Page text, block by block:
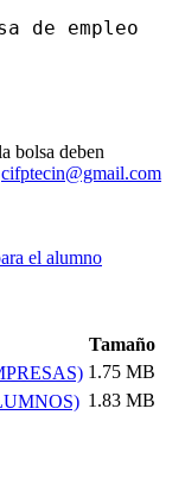
de empleo
bolsa deben
cifptecin@gmail.com
el alumno
Tamaño
1.75 MB
1.83 MB